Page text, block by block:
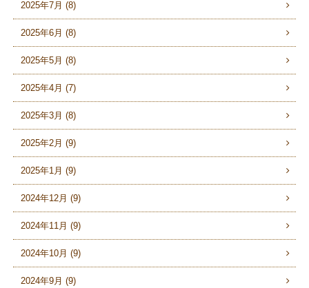
2025年7月 (8)
2025年6月 (8)
2025年5月 (8)
2025年4月 (7)
2025年3月 (8)
2025年2月 (9)
2025年1月 (9)
2024年12月 (9)
2024年11月 (9)
2024年10月 (9)
2024年9月 (9)